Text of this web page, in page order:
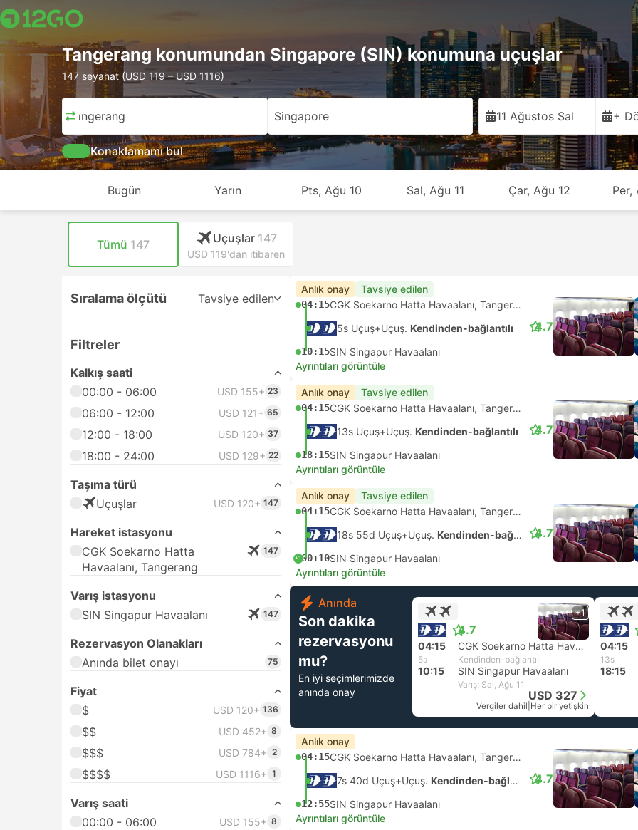
Tangerang konumundan Singapore (SIN) konumuna uçuşlar
147 seyahat (USD 119 – USD 1116)
Tangerang Singapore 11 Ağustos Sal +
Konaklamamı bul
Bugün Yarın Pts, Ağu 10 Sal, Ağu 11 Çar, Ağu 12 Per,
Tümü 147 Uçuşlar 147
USD 119'dan itibaren
Sıralama ölçütü Tavsiye edilen
Filtreler
Kalkış saati
00:00 - 06:00
USD 155+ 23
06:00 - 12:00 USD 121+ 65
12:00 - 18:00 USD 120+ 37
18:00 - 24:00 USD 129+ 22
Taşıma türü
Uçuşlar
USD 120+ 147
Hareket istasyonu
CGK Soekarno Hatta
Havaalanı, Tangerang
147
Varış istasyonu
SIN Singapur Havaalanı
147
Rezervasyon Olanakları
Anında bilet onayı
75
Fiyat
$
USD 120+ 136
$$ USD 452+ 8
$$$ USD 784+ 2
$$$$ USD 1116+ 1
Varış saati
00:00 - 06:00
USD 155+ 8
Anlık onay Tavsiye edilen
04:15
CGK Soekarno Hatta Havaalanı, Tangerang
5s Uçuş+Uçuş. Kendinden-bağlantılı
10:15SIN Singapur Havaalanı
4.7
Ayrıntıları görüntüle
Anlık onay Tavsiye edilen
04:15
CGK Soekarno Hatta Havaalanı, Tangerang
13s Uçuş+Uçuş. Kendinden-bağlantılı
18:15SIN Singapur Havaalanı
4.7
Ayrıntıları görüntüle
Anlık onay Tavsiye edilen
04:15
CGK Soekarno Hatta Havaalanı, Tangerang
18s 55d Uçuş+Uçuş. Kendinden-bağlantılı
+100:10SIN Singapur Havaalanı
4.7
Ayrıntıları görüntüle
Anında
Son dakika
rezervasyonu
mu?
En iyi seçimlerimizde
anında onay
4.7
+1
04:15 CGK Soekarno Hatta Havaalanı, Tangerang
5s Kendinden-bağlantılı
10:15 SIN Singapur Havaalanı
Varış: Sal, Ağu 11
USD 327
Vergiler dahil Her bir yetişkin
04:15
13s
18:15
Anlık onay
04:15
CGK Soekarno Hatta Havaalanı, Tangerang
7s 40d Uçuş+Uçuş. Kendinden-bağlantılı
12:55SIN Singapur Havaalanı
4.7
Ayrıntıları görüntüle